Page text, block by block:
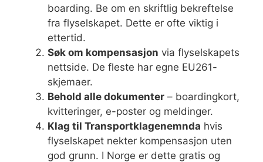
boarding. Be om en skriftlig bekreftelse
fra flyselskapet. Dette er ofte viktig i
ettertid.
Søk om kompensasjon via flyselskapets
nettside. De fleste har egne EU261-
skjemaer.
Behold alle dokumenter – boardingkort,
kvitteringer, e-poster og meldinger.
Klag til Transportklagenemnda hvis
flyselskapet nekter kompensasjon uten
god grunn. I Norge er dette gratis og